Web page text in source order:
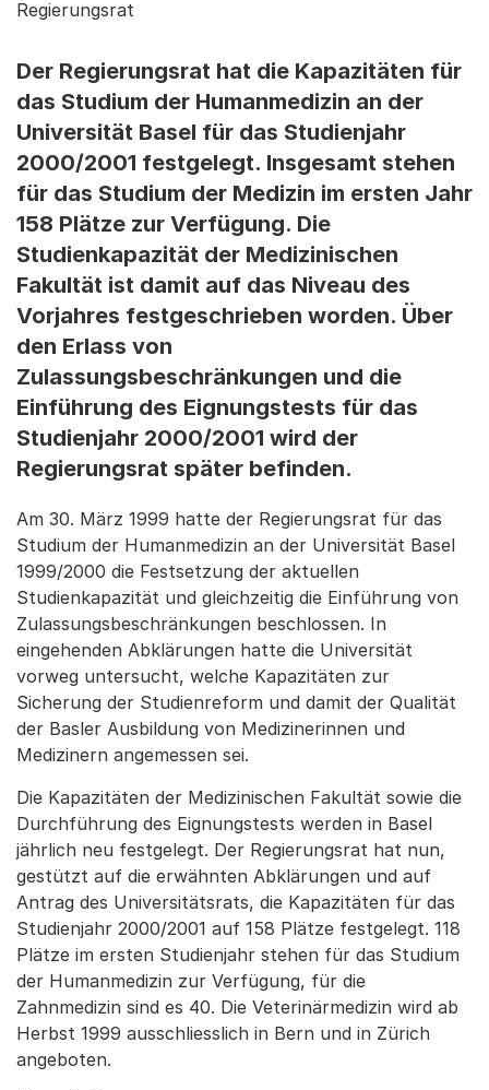
Regierungsrat
Der Regierungsrat hat die Kapazitäten für
das Studium der Humanmedizin an der
Universität Basel für das Studienjahr
2000/2001 festgelegt. Insgesamt stehen
für das Studium der Medizin im ersten Jahr
158 Plätze zur Verfügung. Die
Studienkapazität der Medizinischen
Fakultät ist damit auf das Niveau des
Vorjahres festgeschrieben worden. Über
den Erlass von
Zulassungsbeschränkungen und die
Einführung des Eignungstests für das
Studienjahr 2000/2001 wird der
Regierungsrat später befinden.
Am 30. März 1999 hatte der Regierungsrat für das
Studium der Humanmedizin an der Universität Basel
1999/2000 die Festsetzung der aktuellen
Studienkapazität und gleichzeitig die Einführung von
Zulassungsbeschränkungen beschlossen. In
eingehenden Abklärungen hatte die Universität
vorweg untersucht, welche Kapazitäten zur
Sicherung der Studienreform und damit der Qualität
der Basler Ausbildung von Medizinerinnen und
Medizinern angemessen sei.
Die Kapazitäten der Medizinischen Fakultät sowie die
Durchführung des Eignungstests werden in Basel
jährlich neu festgelegt. Der Regierungsrat hat nun,
gestützt auf die erwähnten Abklärungen und auf
Antrag des Universitätsrats, die Kapazitäten für das
Studienjahr 2000/2001 auf 158 Plätze festgelegt. 118
Plätze im ersten Studienjahr stehen für das Studium
der Humanmedizin zur Verfügung, für die
Zahnmedizin sind es 40. Die Veterinärmedizin wird ab
Herbst 1999 ausschliesslich in Bern und in Zürich
angeboten.